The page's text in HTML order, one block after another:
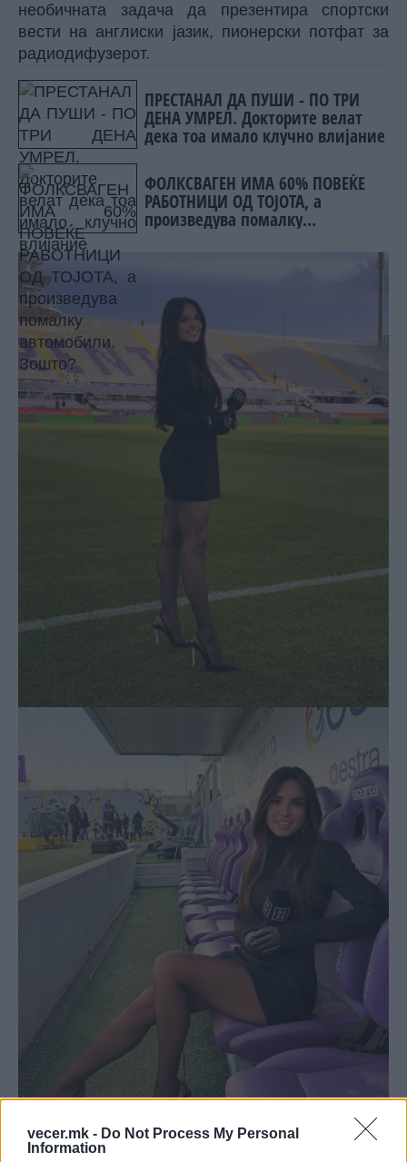
vecer.mk - Do Not Process My Personal
Information
необичната задача да презентира спортски
вести на англиски јазик, пионерски потфат за
радиодифузерот.
ПРЕСТАНАЛ ДА ПУШИ - ПО ТРИ
ДЕНА УМРЕЛ. Докторите велат
дека тоа имало клучно влијание
ФОЛКСВАГЕН ИМА 60% ПОВЕЌЕ
РАБОТНИЦИ ОД ТОЈОТА, а
произведува помалку